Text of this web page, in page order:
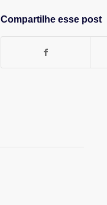
Compartilhe esse post